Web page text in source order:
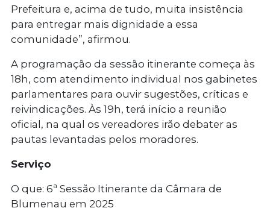
Prefeitura e, acima de tudo, muita insistência
para entregar mais dignidade a essa
comunidade”, afirmou.
A programação da sessão itinerante começa às
18h, com atendimento individual nos gabinetes
parlamentares para ouvir sugestões, críticas e
reivindicações. Às 19h, terá início a reunião
oficial, na qual os vereadores irão debater as
pautas levantadas pelos moradores.
Serviço
O que: 6ª Sessão Itinerante da Câmara de
Blumenau em 2025